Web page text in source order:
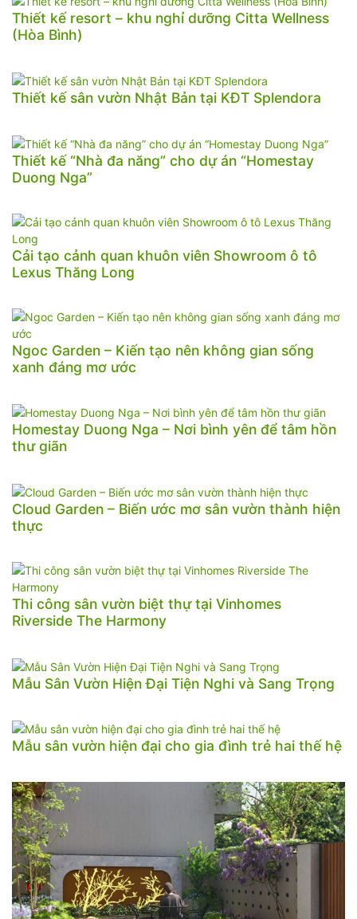
Thiết kế resort – khu nghỉ dưỡng Citta Wellness
(Hòa Bình)
Thiết kế sân vườn Nhật Bản tại KĐT Splendora
Thiết kế “Nhà đa năng” cho dự án “Homestay
Duong Nga”
Cải tạo cảnh quan khuôn viên Showroom ô tô
Lexus Thăng Long
Ngoc Garden – Kiến tạo nên không gian sống
xanh đáng mơ ước
Homestay Duong Nga – Nơi bình yên để tâm hồn
thư giãn
Cloud Garden – Biến ước mơ sân vườn thành hiện
thực
Thi công sân vườn biệt thự tại Vinhomes
Riverside The Harmony
Mẫu Sân Vườn Hiện Đại Tiện Nghi và Sang Trọng
Mẫu sân vườn hiện đại cho gia đình trẻ hai thế hệ